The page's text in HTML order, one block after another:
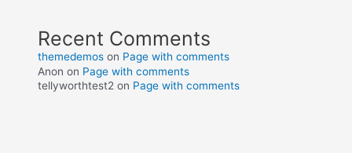
Recent Comments
themedemos on Page with comments
Anon on Page with comments
tellyworthtest2 on Page with comments